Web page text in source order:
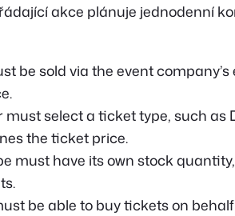
akce plánuje jednodenní
be sold via the event
select a ticket type, such as
the ticket price.
must have its own stock
be able to buy tickets on